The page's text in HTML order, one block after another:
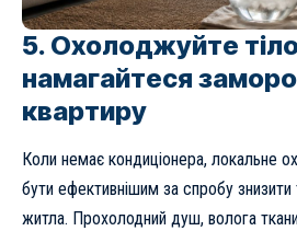
5. Охолоджуйте
намагайтеся
квартиру
Коли немає кондиціонера, локальне
бути ефективнішим за спробу
житла. Прохолодний душ, волога